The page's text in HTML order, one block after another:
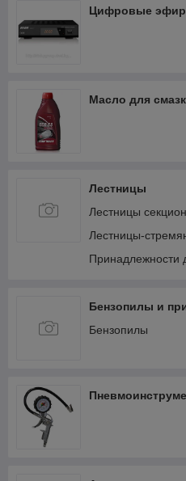
Цифровые
Масло для
Лестницы
Лестницы
Лестницы-
Принадлежности
Бензопилы и
Бензопилы